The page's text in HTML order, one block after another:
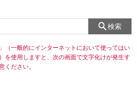
検索
（一般的にインターネットにおいて使ってはい
を使用しますと、次の画面で文字化けが発生す
ください。